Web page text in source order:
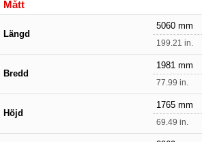
Mått
Längd
5060 mm
199.21 in.
Bredd
1981 mm
77.99 in.
Höjd
1765 mm
69.49 in.